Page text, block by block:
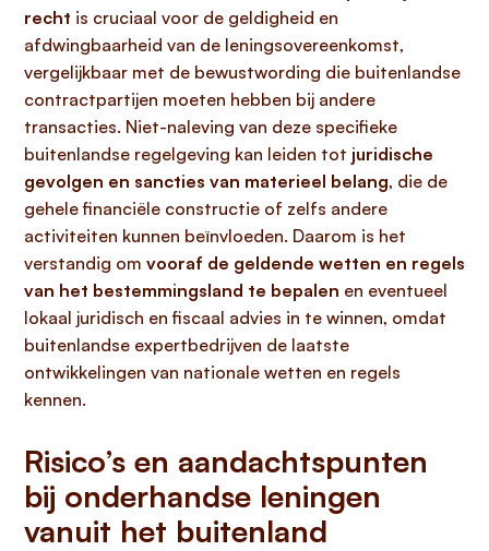
recht is cruciaal voor de geldigheid en
afdwingbaarheid van de leningsovereenkomst,
vergelijkbaar met de bewustwording die buitenlandse
contractpartijen moeten hebben bij andere
transacties. Niet-naleving van deze specifieke
buitenlandse regelgeving kan leiden tot juridische
gevolgen en sancties van materieel belang, die de
gehele financiële constructie of zelfs andere
activiteiten kunnen beïnvloeden. Daarom is het
verstandig om vooraf de geldende wetten en regels
van het bestemmingsland te bepalen en eventueel
lokaal juridisch en fiscaal advies in te winnen, omdat
buitenlandse expertbedrijven de laatste
ontwikkelingen van nationale wetten en regels
kennen.
Risico’s en aandachtspunten
bij onderhandse leningen
vanuit het buitenland